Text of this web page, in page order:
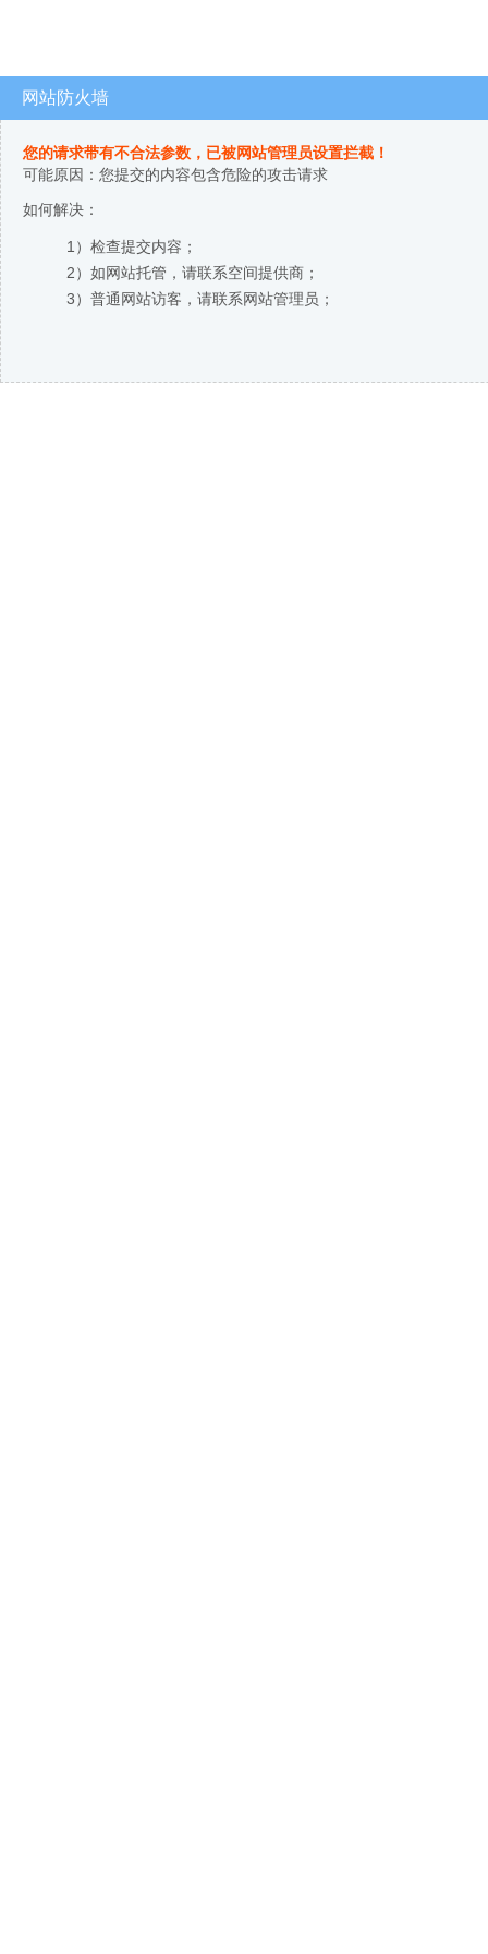
网站防火墙
您的请求带有不合法参数，已被网站管理员设置拦截！
可能原因：您提交的内容包含危险的攻击请求
如何解决：
1）检查提交内容；
2）如网站托管，请联系空间提供商；
3）普通网站访客，请联系网站管理员；